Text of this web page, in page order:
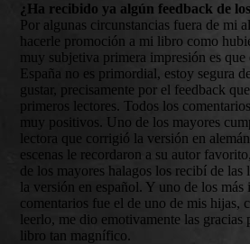
¿Ha recibido ya algún feedback de
Por algunas circunstancias fuera de mi
hacerle promoción a mi libro como
muy subjetiva primera impresión es que
España no es primordial, estoy segura
gustar, precisamente por el feedback
primeros lectores. Todos los
muy positivos. Uno de los mayores
lectora que corrigió la versión en
escenas le recordaron a su autor
de los mayores halagos los recibí de las
la versión en español. Y uno de los más
comentarios fue el de uno de mis hijas,
leerlo, me dio emotivamente las gracias
libro tan magnífico.